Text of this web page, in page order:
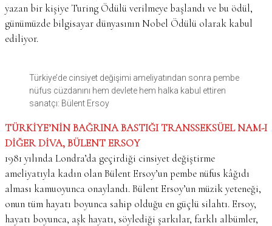
yazan bir kişiye Turing Ödülü verilmeye başlandı ve bu ödül,
günümüzde bilgisayar dünyasının Nobel Ödülü olarak kabul
ediliyor.
Türkiye’de cinsiyet değişimi ameliyatından sonra pembe
nüfus cüzdanını hem devlete hem halka kabul ettiren
sanatçı: Bülent Ersoy
TÜRKİYE’NİN BAĞRINA BASTIĞI TRANSSEKSÜEL NAM-I
DİĞER DİVA, BÜLENT ERSOY
1981 yılında Londra’da geçirdiği cinsiyet değiştirme
ameliyatıyla kadın olan Bülent Ersoy’un pembe nüfus kâğıdı
alması kamuoyunca onaylandı. Bülent Ersoy’un müzik yeteneği,
onun tüm hayatı boyunca sahip olduğu en güçlü silahtı. Ersoy,
hayatı boyunca, aşk hayatı, söylediği şarkılar, farklı albümler,